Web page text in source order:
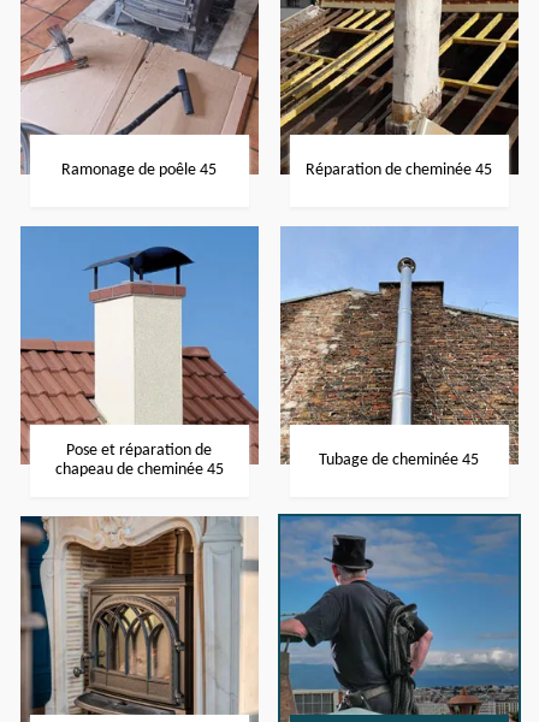
Ramonage de poêle 45 Réparation de cheminée 45
Pose et réparation de
chapeau de cheminée 45
Tubage de cheminée 45